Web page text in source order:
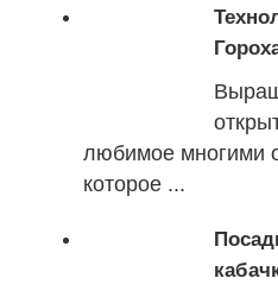
любимое многими
которое ...